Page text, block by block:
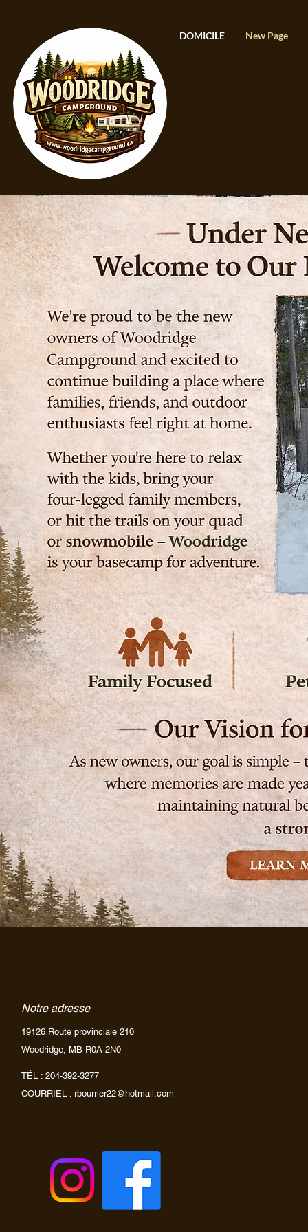
DOMICILE New Page
Notre adresse
19126 Route provinciale 210
Woodridge, MB R0A 2N0
TÉL : 204-392-3277
COURRIEL : rbourrier22@hotmail.com